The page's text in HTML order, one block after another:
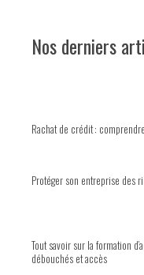
Nos derniers
Rachat de crédit :
Protéger son entreprise des
Tout savoir sur la formation
débouchés et accès